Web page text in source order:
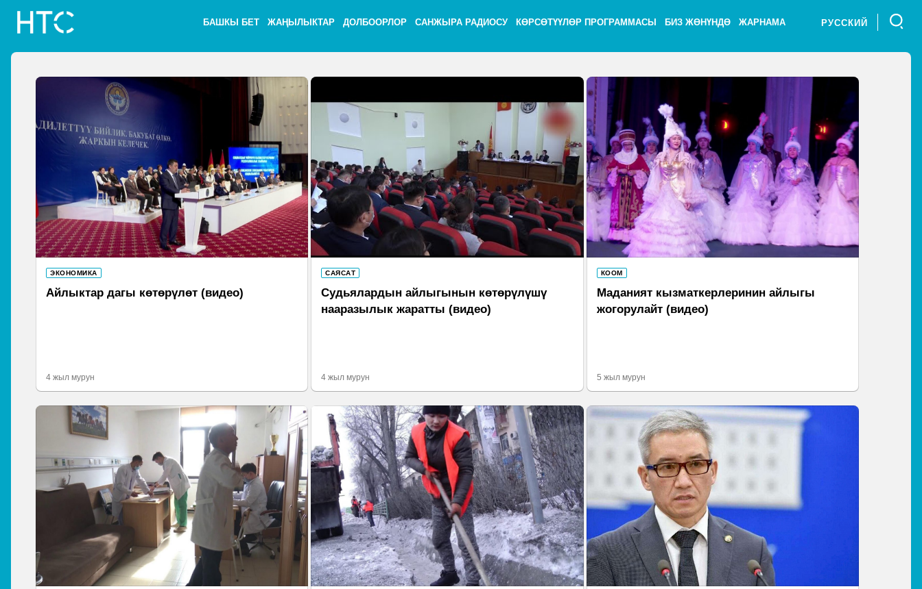
БАШКЫ БЕТ ЖАҢЫЛЫКТАР ДОЛБООРЛОР САНЖЫРА РАДИОСУ КӨРСӨТҮҮЛӨР ПРОГРАММАСЫ БИЗ ЖӨНҮНДӨ ЖАРНАМА РУССКИЙ
ЭКОНОМИКА
Айлыктар дагы көтөрүлөт (видео)
4 жыл мурун
САЯСАТ
Судьялардын айлыгынын көтөрүлүшү
нааразылык жаратты (видео)
4 жыл мурун
КООМ
Маданият кызматкерлеринин айлыгы
жогорулайт (видео)
5 жыл мурун